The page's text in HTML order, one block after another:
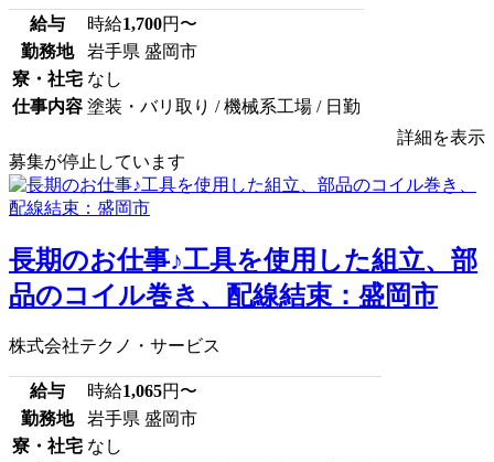
給与 時給1,700円〜
勤務地
岩手県 盛岡市
寮・社宅 なし
仕事内容 塗装・バリ取り / 機械系工場 / 日勤
詳細を表示
募集が停止しています
長期のお仕事♪工具を使用した組立、部
品のコイル巻き、配線結束：盛岡市
株式会社テクノ・サービス
給与 時給1,065円〜
勤務地
岩手県 盛岡市
寮・社宅 なし